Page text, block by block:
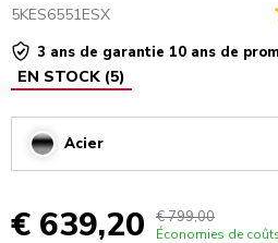
5KES6551ESX
3 ans de garantie 10 ans de
EN STOCK (5)
Acier
€ 639,20 € 799,00
Économies de